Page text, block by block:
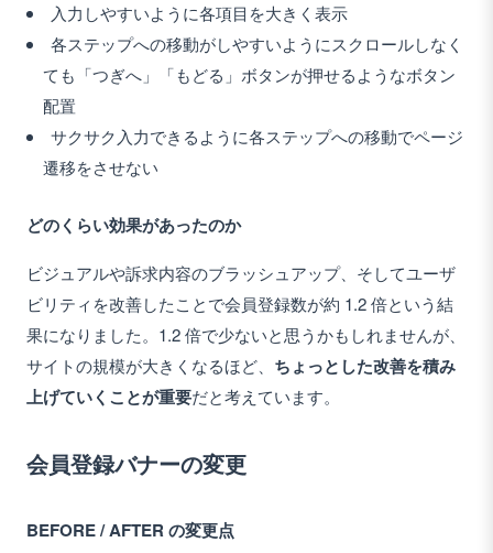
入力しやすいように各項目を大きく表示
各ステップへの移動がしやすいようにスクロールしなく
ても「つぎへ」「もどる」ボタンが押せるようなボタン
配置
サクサク入力できるように各ステップへの移動でページ
遷移をさせない
どのくらい効果があったのか
ビジュアルや訴求内容のブラッシュアップ、そしてユーザ
ビリティを改善したことで会員登録数が約 1.2 倍という結
果になりました。1.2 倍で少ないと思うかもしれませんが、
サイトの規模が大きくなるほど、 ちょっとした改善を積み
上げていくことが重要だと考えています。
会員登録バナーの変更
BEFORE / AFTER の変更点